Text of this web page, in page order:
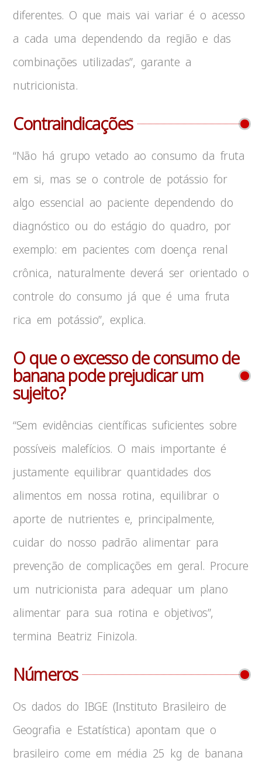
diferentes. O que mais vai variar é o acesso
a cada uma dependendo da região e das
combinações utilizadas”, garante a
nutricionista.
Contraindicações
“Não há grupo vetado ao consumo da fruta
em si, mas se o controle de potássio for
algo essencial ao paciente dependendo do
diagnóstico ou do estágio do quadro, por
exemplo: em pacientes com doença renal
crônica, naturalmente deverá ser orientado o
controle do consumo já que é uma fruta
rica em potássio”, explica.
O que o excesso de consumo de
banana pode prejudicar um
sujeito?
“Sem evidências científicas suficientes sobre
possíveis malefícios. O mais importante é
justamente equilibrar quantidades dos
alimentos em nossa rotina, equilibrar o
aporte de nutrientes e, principalmente,
cuidar do nosso padrão alimentar para
prevenção de complicações em geral. Procure
um nutricionista para adequar um plano
alimentar para sua rotina e objetivos”,
termina Beatriz Finizola.
Números
Os dados do IBGE (Instituto Brasileiro de
Geografia e Estatística) apontam que o
brasileiro come em média 25 kg de banana